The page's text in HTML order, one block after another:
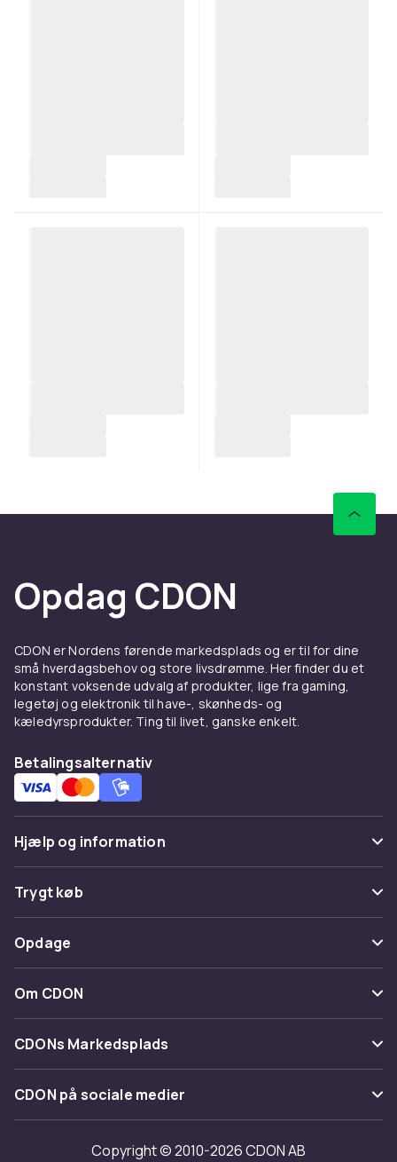
Opdag CDON
CDON er Nordens førende markedsplads og er til for dine
små hverdagsbehov og store livsdrømme. Her finder du et
konstant voksende udvalg af produkter, lige fra gaming,
legetøj og elektronik til have-, skønheds- og
kæledyrsprodukter. Ting til livet, ganske enkelt.
Betalingsalternativ
Hjælp og information
Ofte stillede spørgsmål
Spor pakke
Fortryd & returner her
Kontakt os
Trygt køb
Betaling
Levering
Tilbagekaldelser
Opdage
Kategorier
Maerke
Om CDON
Om os
Kundeanmeldelser
Arbejd på CDON
Investor relations
CDONs Markedsplads
Merchant Help Center
CDON på sociale medier
Copyright © 2010-2026 CDON AB